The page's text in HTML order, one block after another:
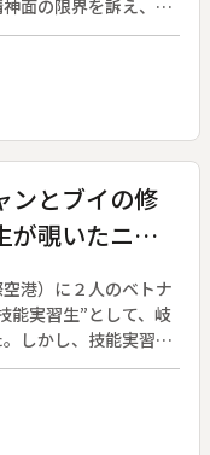
面の限界を訴え、４
を宿した女性たちか
病院自体の診療が回
医を派遣する信州大
そんな中、小諸厚生
態”の過酷な勤務。母
負担も大きい。お産
とブイの修
覗いたニッ
港）に２人のベトナ
能実習生”として、岐
しかし、技能実習生
を抱える受け入れ先
、ずっと会社で働い
による生産年齢人口
難が襲う。その解決